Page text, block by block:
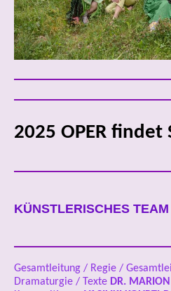
2025 OPER findet
KÜNSTLERISCHES TEAM
Gesamtleitung / Regie /
Dramaturgie / Texte DR.